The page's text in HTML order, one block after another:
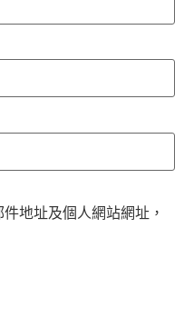
地址及個人網站網址，